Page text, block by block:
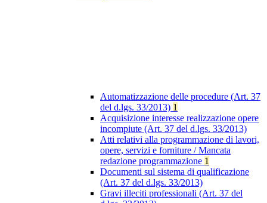
Automatizzazione delle procedure (Art. 37
del d.lgs. 33/2013) 1
Acquisizione interesse realizzazione opere
incompiute (Art. 37 del d.lgs. 33/2013)
Atti relativi alla programmazione di lavori,
opere, servizi e forniture / Mancata
redazione programmazione 1
Documenti sul sistema di qualificazione
(Art. 37 del d.lgs. 33/2013)
Gravi illeciti professionali (Art. 37 del